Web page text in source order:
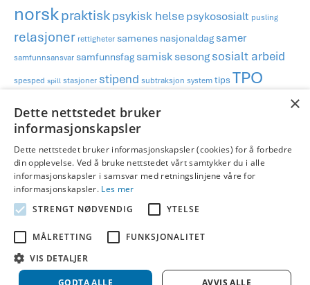
norskpraktiskpsykisk helse psykososialt pusling
relasjoner rettigheter samenes nasjonaldag samer
samfunnsansvar samfunnsfag samisk sesong sosialt arbeid
spesped spill stasjoner stipend subtraksjon system tips TPO
Publisert iBlog,Fag og materiell
merkedager,Skrivingog merketadvent,differensiering,jul ,
julekalender,sesong ,TPO
×
Dette nettstedet bruker
informasjonskapsler
Dette nettstedet bruker informasjonskapsler (cookies) for å forbedre
din opplevelse. Ved å bruke nettstedet vårt samtykker du i alle
informasjonskapsler i samsvar med retningslinjene våre for
informasjonskapsler. Les mer
STRENGT NØDVENDIG
YTELSE
MÅLRETTING
FUNKSJONALITET
VIS DETALJER
GODTA ALLE AVVIS ALLE